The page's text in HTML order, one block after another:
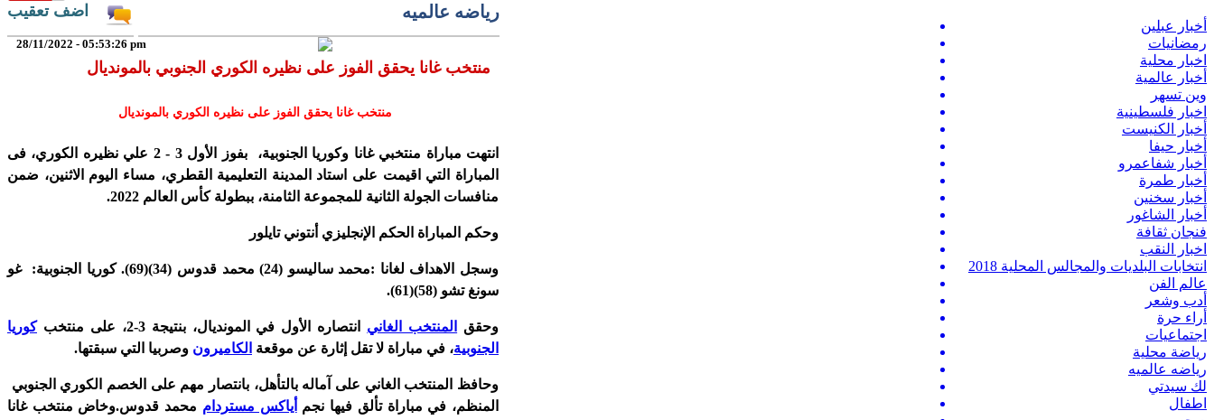
أخبار عبلين
رمضانيات
اخبار محلية
أخبار عالمية
وين تسهر
اخبار فلسطينية
أخبار الكنيست
أخبار حيفا
أخبار شفاعمرو
أخبار طمرة
أخبار سخنين
أخبار الشاغور
فنجان ثقافة
اخبار النقب
انتخابات البلديات والمجالس المحلية 2018
عالم الفن
أدب وشعر
أراء حرة
اجتماعيات
رياضة محلية
رياضه عالميه
لك سيدتي
اطفال
رياضه عالميه اضف تعقيب
28/11/2022 - 05:53:26 pm
منتخب غانا يحقق الفوز على نظيره الكوري بالمونديال
انتهت مباراة منتخبي غانا وكوريا الجنوبية، بفوز الأول 3 - 2 علي نظيره الكوري، فى
المباراة التي اقيمت على استاد المدينة التعليمية القطري، مساء اليوم الاثنين، ضمن
منافسات الجولة الثانية للمجموعة الثامنة، ببطولة كأس العالم 2022.
وحكم المباراة الحكم الإنجليزي أنتوني تايلور
وسجل الاهداف لغانا :محمد ساليسو (24) محمد قدوس (34)(69). كوريا الجنوبية: غو
سونغ تشو (58)(61).
وحقق المنتخب الغاني انتصاره الأول في المونديال، بنتيجة 3-2، على منتخب
كوريا
الجنوبية، في مباراة لا تقل إثارة عن موقعة الكاميرون وصربيا التي سبقتها.
وحافظ المنتخب الغاني على آماله بالتأهل، بانتصار مهم على الخصم الكوري الجنوبي
المنظم، في مباراة تألق فيها نجم أياكس مستردام محمد قدوس.وخاض منتخب غانا